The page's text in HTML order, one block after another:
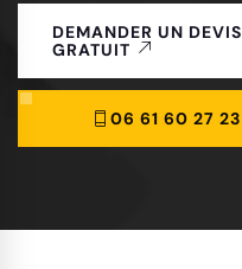
DEMANDER UN DEVIS
GRATUIT
06 61 60 27 23